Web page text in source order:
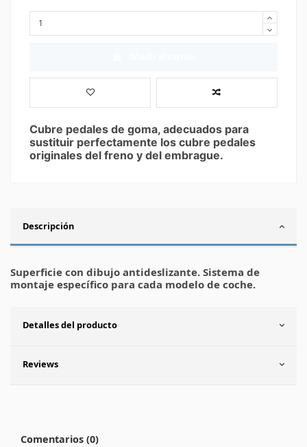
Cubre pedales de goma, adecuados para
sustituir perfectamente los cubre pedales
originales del freno y del embrague.
Descripción
Superficie con dibujo antideslizante. Sistema de
montaje específico para cada modelo de coche.
Detalles del producto
Reviews
Comentarios (0)